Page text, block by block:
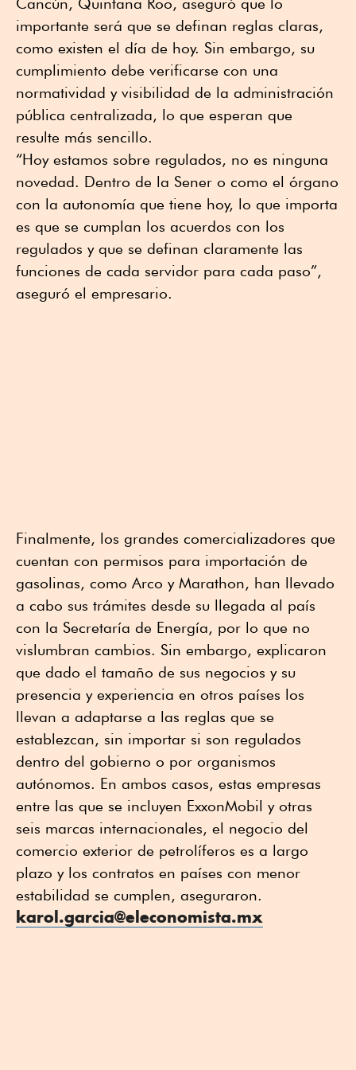
importante será que se definan reglas claras,
como existen el día de hoy. Sin embargo, su
cumplimiento debe verificarse con una
normatividad y visibilidad de la administración
pública centralizada, lo que esperan que
resulte más sencillo.
“Hoy estamos sobre regulados, no es ninguna
novedad. Dentro de la Sener o como el órgano
con la autonomía que tiene hoy, lo que importa
es que se cumplan los acuerdos con los
regulados y que se definan claramente las
funciones de cada servidor para cada paso”,
aseguró el empresario.
Finalmente, los grandes comercializadores que
cuentan con permisos para importación de
gasolinas, como Arco y Marathon, han llevado
a cabo sus trámites desde su llegada al país
con la Secretaría de Energía, por lo que no
vislumbran cambios. Sin embargo, explicaron
que dado el tamaño de sus negocios y su
presencia y experiencia en otros países los
llevan a adaptarse a las reglas que se
establezcan, sin importar si son regulados
dentro del gobierno o por organismos
autónomos. En ambos casos, estas empresas
entre las que se incluyen ExxonMobil y otras
seis marcas internacionales, el negocio del
comercio exterior de petrolíferos es a largo
plazo y los contratos en países con menor
estabilidad se cumplen, aseguraron.
karol.garcia@eleconomista.mx